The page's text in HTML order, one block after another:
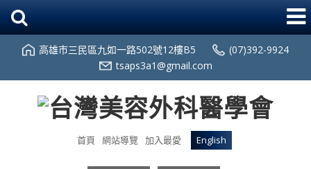
高雄市三民區九如一路502號12樓B5
(07)392-9924
tsaps3a1@gmail.com
首頁 網站導覽 加入最愛 English